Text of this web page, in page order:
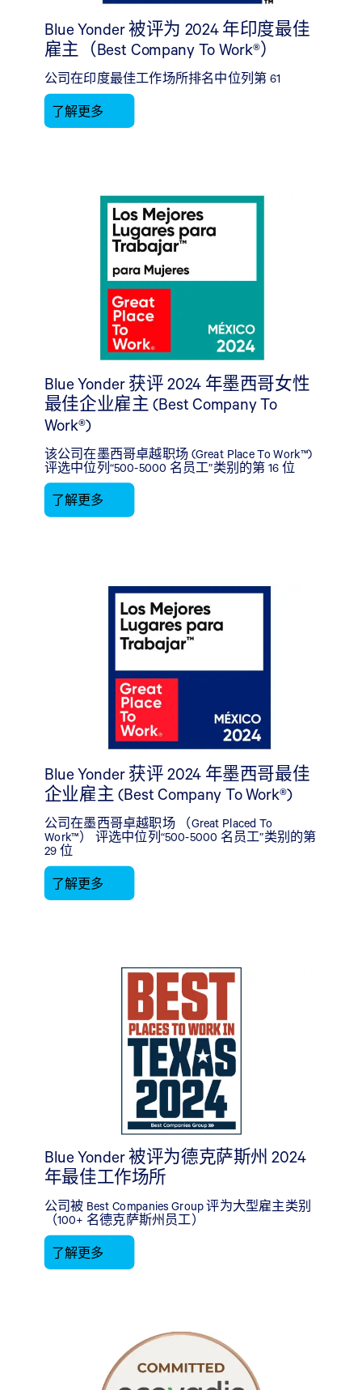
Blue Yonder 被评为 2024 年印度最佳
雇主（Best Company To Work®）
公司在印度最佳工作场所排名中位列第 61
了解更多
Blue Yonder 获评 2024 年墨西哥女性
最佳企业雇主 (Best Company To
Work®)
该公司在墨西哥卓越职场 (Great Place To Work™)
评选中位列“500-5000 名员工”类别的第 16 位
了解更多
Blue Yonder 获评 2024 年墨西哥最佳
企业雇主 (Best Company To Work®)
公司在墨西哥卓越职场 （Great Placed To
Work™） 评选中位列“500-5000 名员工”类别的第
29 位
了解更多
Blue Yonder 被评为德克萨斯州 2024
年最佳工作场所
公司被 Best Companies Group 评为大型雇主类别
（100+ 名德克萨斯州员工）
了解更多